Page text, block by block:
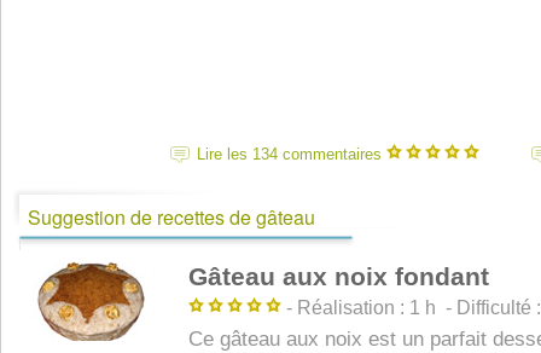
Lire les 134 commentaires
Suggestion de recettes de gâteau
Gâteau aux noix fondant
- Réalisation : 1 h - Difficulté
Ce gâteau aux noix est un parfait